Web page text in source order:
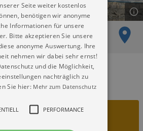
Dresden“
Seite weiter kostenlos
benötigen wir anonyme
Informationen für unsere
Bitte akzeptieren Sie unsere
anonyme Auswertung. Ihre
nehmen wir dabei sehr ernst!
und die Möglichkeit,
nachträglich zu
Sie hier: Mehr zum Datenschutz
PERFORMANCE